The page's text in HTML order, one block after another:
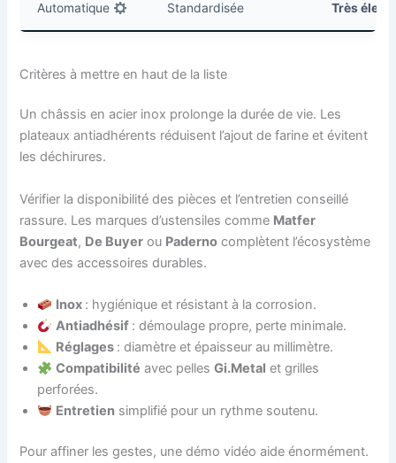
Automatique Standardisée Très
Critères à mettre en haut de la liste
Un châssis en acier inox prolonge la durée de vie. Les
plateaux antiadhérents réduisent l’ajout de farine et évitent
les déchirures.
Vérifier la disponibilité des pièces et l’entretien conseillé
rassure. Les marques d’ustensiles comme Matfer
Bourgeat, De Buyer ou Paderno complètent l’écosystème
avec des accessoires durables.
Inox : hygiénique et résistant à la corrosion.
Antiadhésif : démoulage propre, perte minimale.
Réglages : diamètre et épaisseur au millimètre.
Compatibilité avec pellesGi.Metal et grilles
perforées.
Entretien simplifié pour un rythme soutenu.
Pour affiner les gestes, une démo vidéo aide énormément.